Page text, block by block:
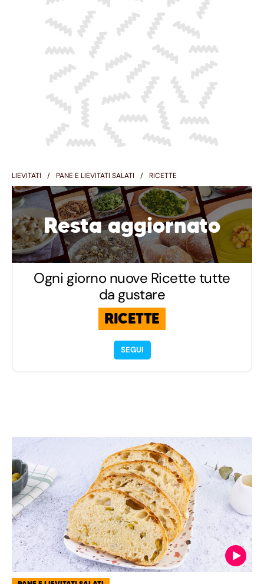
LIEVITATI PANE E LIEVITATI SALATI RICETTE
Resta aggiornato
Ogni giorno nuove Ricette tutte
da gustare
RICETTE
SEGUI